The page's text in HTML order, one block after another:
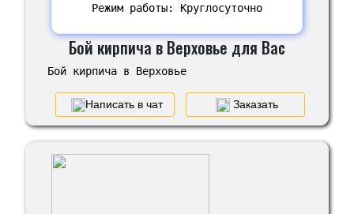
Режим работы: Круглосуточно
Бой кирпича в Верховье для Вас
Бой кирпича в Верховье
Написать в чат Заказать